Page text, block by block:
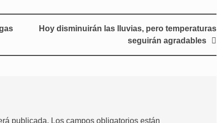
Hoy disminuirán las lluvias, pero temperaturas
seguirán agradables
publicada. Los campos obligatorios están